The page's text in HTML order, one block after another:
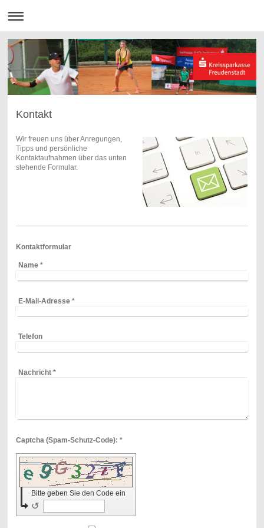
Kontakt
Wir freuen uns über Anregungen,
Tipps und persönliche
Kontaktaufnahmen über das unten
stehende Formular.
Kontaktformular
Name*
E-Mail-Adresse*
Telefon
Nachricht*
Captcha (Spam-Schutz-Code): *
Bitte geben Sie den Code ein
↺